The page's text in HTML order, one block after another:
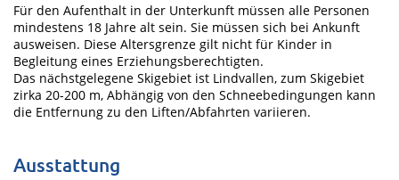
Für den Aufenthalt in der Unterkunft müssen alle Personen
mindestens 18 Jahre alt sein. Sie müssen sich bei Ankunft
ausweisen. Diese Altersgrenze gilt nicht für Kinder in
Begleitung eines Erziehungsberechtigten.
Das nächstgelegene Skigebiet ist Lindvallen, zum Skigebiet
zirka 20-200 m, Abhängig von den Schneebedingungen kann
die Entfernung zu den Liften/Abfahrten variieren.
Ausstattung